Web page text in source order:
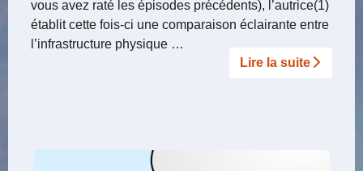
vous avez raté les épisodes précédents), l’autrice(1)
établit cette fois-ci une comparaison éclairante entre
l’infrastructure physique …
Lire la suite­­